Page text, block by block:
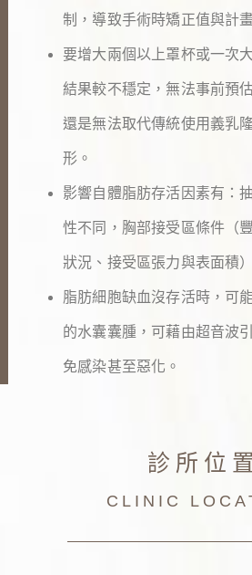
制，導致手術時矯正值與計
要增大兩個以上罩杯或一次
結果較不穩定，無法事前預
還是無法取代傳統使用義乳
形。
影響自體脂肪存活因素有：
性不同，胸部接受區條件（
狀況、接受區張力與表面積
脂肪細胞缺血沒存活時，可
的水囊囊腫，可藉由超音波
免感染甚至惡化。
診所位置
CLINIC